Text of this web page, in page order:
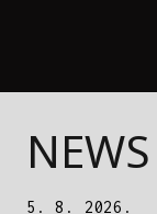
NEWS
5. 8. 2026.